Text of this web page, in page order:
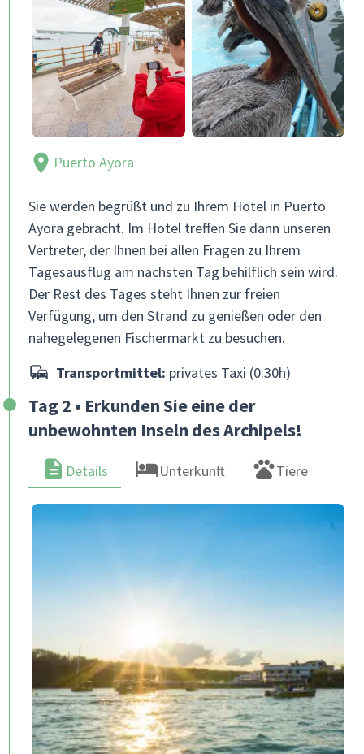
Puerto Ayora
Sie werden begrüßt und zu Ihrem Hotel in Puerto
Ayora gebracht. Im Hotel treffen Sie dann unseren
Vertreter, der Ihnen bei allen Fragen zu Ihrem
Tagesausflug am nächsten Tag behilflich sein wird.
Der Rest des Tages steht Ihnen zur freien
Verfügung, um den Strand zu genießen oder den
nahegelegenen Fischermarkt zu besuchen.
Transportmittel: privates Taxi (0:30h)
Tag 2 • Erkunden Sie eine der
unbewohnten Inseln des Archipels!
Details Unterkunft Tiere